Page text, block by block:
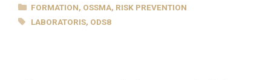
CATEGORIES
FORMATION, OSSMA, RISK PREVENTION
TAGS
LABORATORIS, ODS8